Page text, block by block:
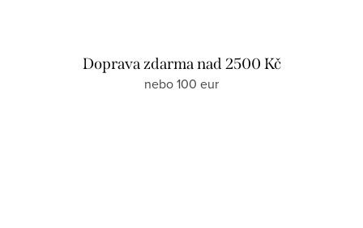
Doprava zdarma nad 2500 Kč
nebo 100 eur